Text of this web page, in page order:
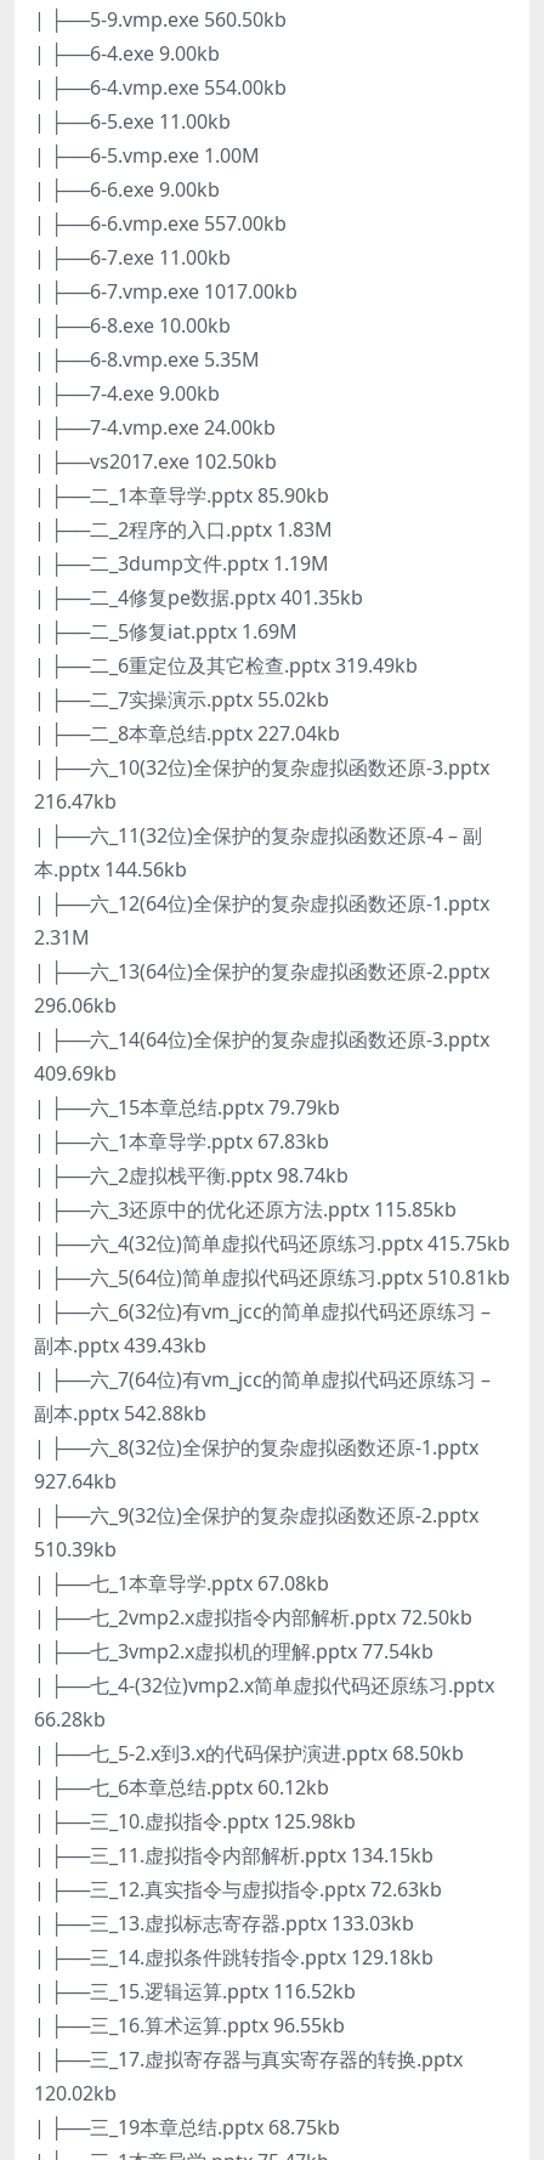
| ├──5-9.vmp.exe 560.50kb
| ├──6-4.exe 9.00kb
| ├──6-4.vmp.exe 554.00kb
| ├──6-5.exe 11.00kb
| ├──6-5.vmp.exe 1.00M
| ├──6-6.exe 9.00kb
| ├──6-6.vmp.exe 557.00kb
| ├──6-7.exe 11.00kb
| ├──6-7.vmp.exe 1017.00kb
| ├──6-8.exe 10.00kb
| ├──6-8.vmp.exe 5.35M
| ├──7-4.exe 9.00kb
| ├──7-4.vmp.exe 24.00kb
| ├──vs2017.exe 102.50kb
| ├──二_1本章导学.pptx 85.90kb
| ├──二_2程序的入口.pptx 1.83M
| ├──二_3dump文件.pptx 1.19M
| ├──二_4修复pe数据.pptx 401.35kb
| ├──二_5修复iat.pptx 1.69M
| ├──二_6重定位及其它检查.pptx 319.49kb
| ├──二_7实操演示.pptx 55.02kb
| ├──二_8本章总结.pptx 227.04kb
| ├──六_10(32位)全保护的复杂虚拟函数还原-3.pptx
216.47kb
| ├──六_11(32位)全保护的复杂虚拟函数还原-4 – 副
本.pptx 144.56kb
| ├──六_12(64位)全保护的复杂虚拟函数还原-1.pptx
2.31M
| ├──六_13(64位)全保护的复杂虚拟函数还原-2.pptx
296.06kb
| ├──六_14(64位)全保护的复杂虚拟函数还原-3.pptx
409.69kb
| ├──六_15本章总结.pptx 79.79kb
| ├──六_1本章导学.pptx 67.83kb
| ├──六_2虚拟栈平衡.pptx 98.74kb
| ├──六_3还原中的优化还原方法.pptx 115.85kb
| ├──六_4(32位)简单虚拟代码还原练习.pptx 415.75kb
| ├──六_5(64位)简单虚拟代码还原练习.pptx 510.81kb
| ├──六_6(32位)有vm_jcc的简单虚拟代码还原练习 –
副本.pptx 439.43kb
| ├──六_7(64位)有vm_jcc的简单虚拟代码还原练习 –
副本.pptx 542.88kb
| ├──六_8(32位)全保护的复杂虚拟函数还原-1.pptx
927.64kb
| ├──六_9(32位)全保护的复杂虚拟函数还原-2.pptx
510.39kb
| ├──七_1本章导学.pptx 67.08kb
| ├──七_2vmp2.x虚拟指令内部解析.pptx 72.50kb
| ├──七_3vmp2.x虚拟机的理解.pptx 77.54kb
| ├──七_4-(32位)vmp2.x简单虚拟代码还原练习.pptx
66.28kb
| ├──七_5-2.x到3.x的代码保护演进.pptx 68.50kb
| ├──七_6本章总结.pptx 60.12kb
| ├──三_10.虚拟指令.pptx 125.98kb
| ├──三_11.虚拟指令内部解析.pptx 134.15kb
| ├──三_12.真实指令与虚拟指令.pptx 72.63kb
| ├──三_13.虚拟标志寄存器.pptx 133.03kb
| ├──三_14.虚拟条件跳转指令.pptx 129.18kb
| ├──三_15.逻辑运算.pptx 116.52kb
| ├──三_16.算术运算.pptx 96.55kb
| ├──三_17.虚拟寄存器与真实寄存器的转换.pptx
120.02kb
| ├──三_19本章总结.pptx 68.75kb